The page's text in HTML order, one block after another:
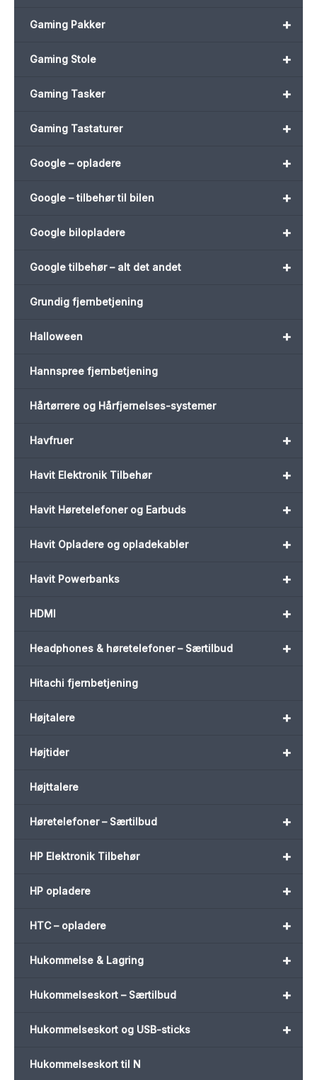
+
Gaming Pakker
+
Gaming Stole
+
Gaming Tasker
+
Gaming Tastaturer
+
Google – opladere
+
Google – tilbehør til bilen
+
Google bilopladere
+
Google tilbehør – alt det andet
Grundig fjernbetjening
+
Halloween
Hannspree fjernbetjening
Hårtørrere og Hårfjernelses-systemer
+
Havfruer
+
Havit Elektronik Tilbehør
+
Havit Høretelefoner og Earbuds
+
Havit Opladere og opladekabler
+
Havit Powerbanks
+
HDMI
+
Headphones & høretelefoner – Særtilbud
Hitachi fjernbetjening
+
Højtalere
+
Højtider
Højttalere
+
Høretelefoner – Særtilbud
+
HP Elektronik Tilbehør
+
HP opladere
+
HTC – opladere
+
Hukommelse & Lagring
+
Hukommelseskort – Særtilbud
+
Hukommelseskort og USB-sticks
Hukommelseskort til N